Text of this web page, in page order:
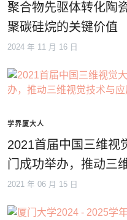
聚合物先驱体转化陶
聚碳硅烷的关键价值
2024 年 11 月 16 日
学界厦大人
2021首届中国三维视
门成功举办，推动三
2021 年 06 月 15 日